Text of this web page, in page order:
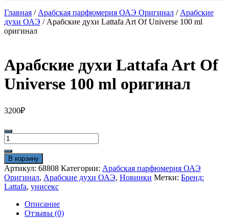
Главная / Арабская парфюмерия ОАЭ Оригинал / Арабские
духи ОАЭ / Арабские духи Lattafa Art Of Universe 100 ml
оригинал
Арабские духи Lattafa Art Of
Universe 100 ml оригинал
3200₽
Количество
товара
Арабские
духи
Lattafa
Art
Of
Universe
В корзину
Артикул: 68808 Категории: Арабская парфюмерия ОАЭ
Оригинал, Арабские духи ОАЭ, Новинки Метки: Бренд:
Lattafa, унисекс
Описание
Отзывы (0)